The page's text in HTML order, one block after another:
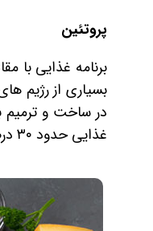
پروتئین
برنامه غذایی با
بسیاری از رژیم
در ساخت و
غذایی حدود ۳۰ درصد پروتئین مصرف کنید.